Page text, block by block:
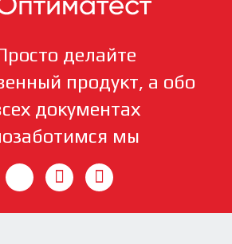
делайте
продукт, а обо
документах
мы